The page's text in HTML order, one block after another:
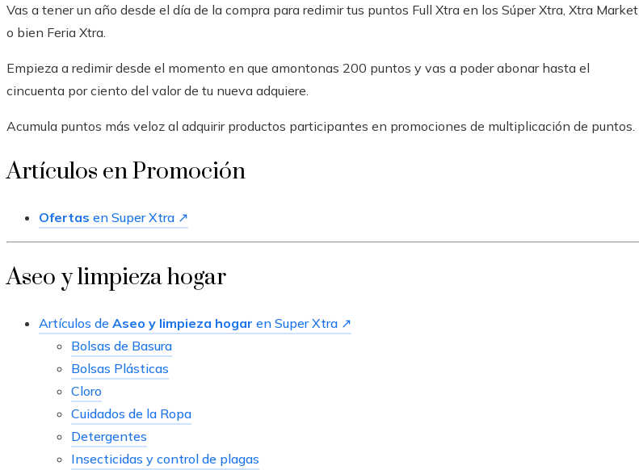
Vas a tener un año desde el día de la compra para redimir tus puntos Full Xtra en los Súper Xtra, Xtra Market
o bien Feria Xtra.
Empieza a redimir desde el momento en que amontonas 200 puntos y vas a poder abonar hasta el
cincuenta por ciento del valor de tu nueva adquiere.
Acumula puntos más veloz al adquirir productos participantes en promociones de multiplicación de puntos.
Artículos en Promoción
Ofertas en Super Xtra ↗
Aseo y limpieza hogar
Artículos de Aseo y limpieza hogar en Super Xtra ↗
Bolsas de Basura
Bolsas Plásticas
Cloro
Cuidados de la Ropa
Detergentes
Insecticidas y control de plagas